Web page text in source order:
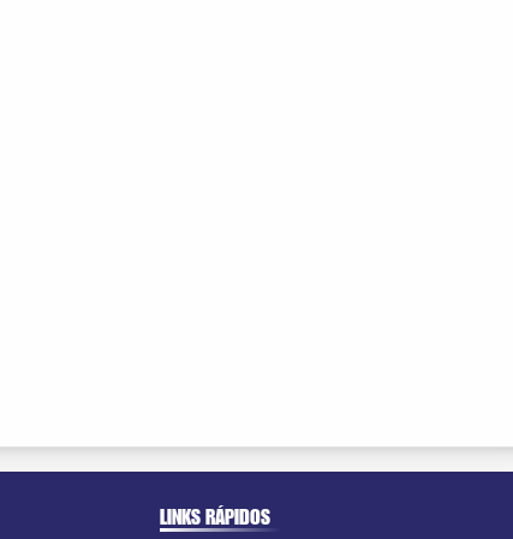
LINKS RÁPIDOS